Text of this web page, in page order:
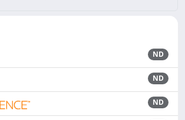
ND
ND
ND